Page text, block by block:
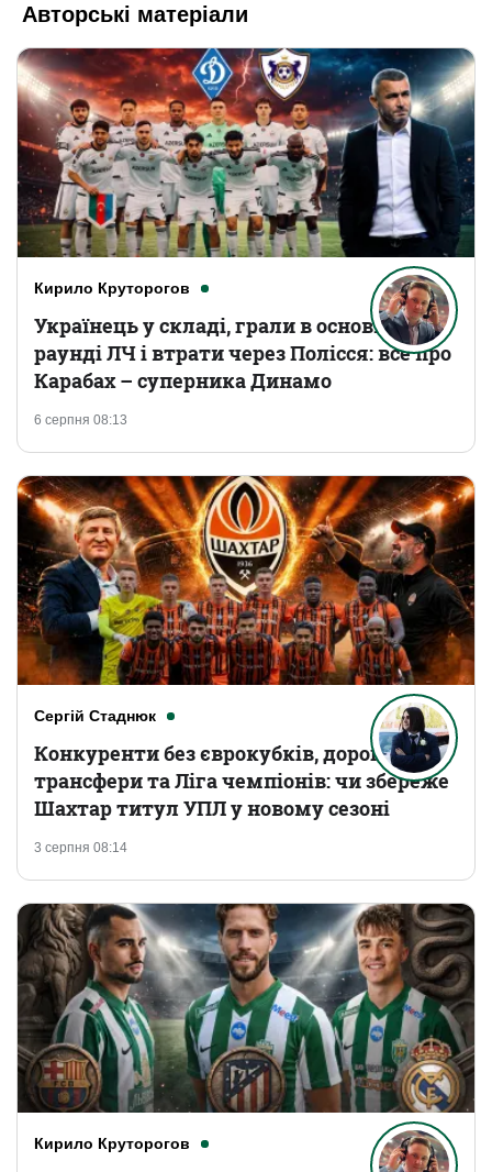
Авторські матеріали
Кирило Круторогов
6 серпня 08:13
Українець у складі, грали в основному
раунді ЛЧ і втрати через Полісся: все про
Карабах – суперника Динамо
Сергій Стаднюк
3 серпня 08:14
Конкуренти без єврокубків, дорогі
трансфери та Ліга чемпіонів: чи збереже
Шахтар титул УПЛ у новому сезоні
Кирило Круторогов